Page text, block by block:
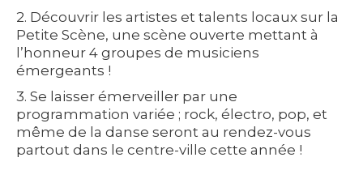
2. Découvrir les artistes et talents locaux sur la
Petite Scène, une scène ouverte mettant à
l’honneur 4 groupes de musiciens
émergeants !
3. Se laisser émerveiller par une
programmation variée ; rock, électro, pop, et
même de la danse seront au rendez-vous
partout dans le centre-ville cette année !